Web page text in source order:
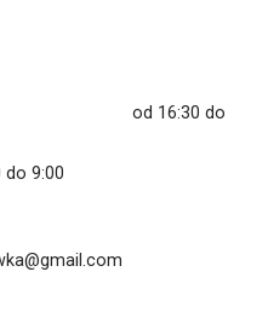
od 16:30 do
do 9:00